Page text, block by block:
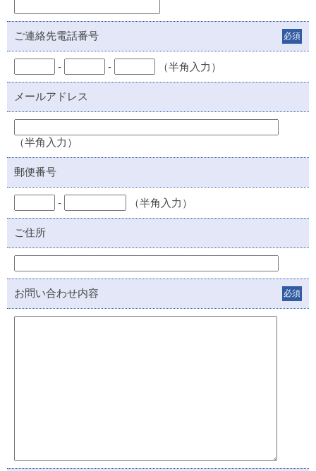
ご連絡先電話番号 必須
- - （半角入力）
メールアドレス
（半角入力）
郵便番号
- （半角入力）
ご住所
お問い合わせ内容 必須